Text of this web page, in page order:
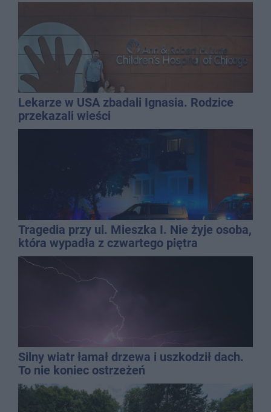
Lekarze w USA zbadali Ignasia. Rodzice
przekazali wieści
Tragedia przy ul. Mieszka I. Nie żyje osoba,
która wypadła z czwartego piętra
Silny wiatr łamał drzewa i uszkodził dach.
To nie koniec ostrzeżeń